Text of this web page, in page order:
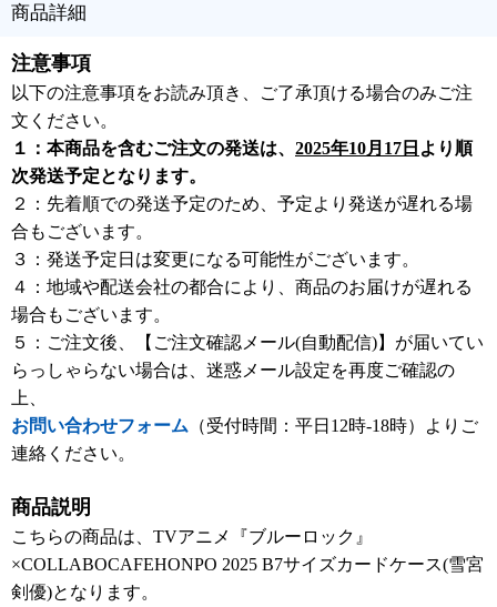
商品詳細
注意事項
以下の注意事項をお読み頂き、ご了承頂ける場合のみご注
文ください。
１：本商品を含むご注文の発送は、 2025年10月17日 より順
次発送予定となります。
２：先着順での発送予定のため、予定より発送が遅れる場
合もございます。
３：発送予定日は変更になる可能性がございます。
４：地域や配送会社の都合により、商品のお届けが遅れる
場合もございます。
５：ご注文後、【ご注文確認メール(自動配信)】が届いてい
らっしゃらない場合は、迷惑メール設定を再度ご確認の
上、
お問い合わせフォーム （受付時間：平日12時-18時）よりご
連絡ください。
商品説明
こちらの商品は、TVアニメ『ブルーロック』
×COLLABOCAFEHONPO 2025 B7サイズカードケース(雪宮
剣優)となります。